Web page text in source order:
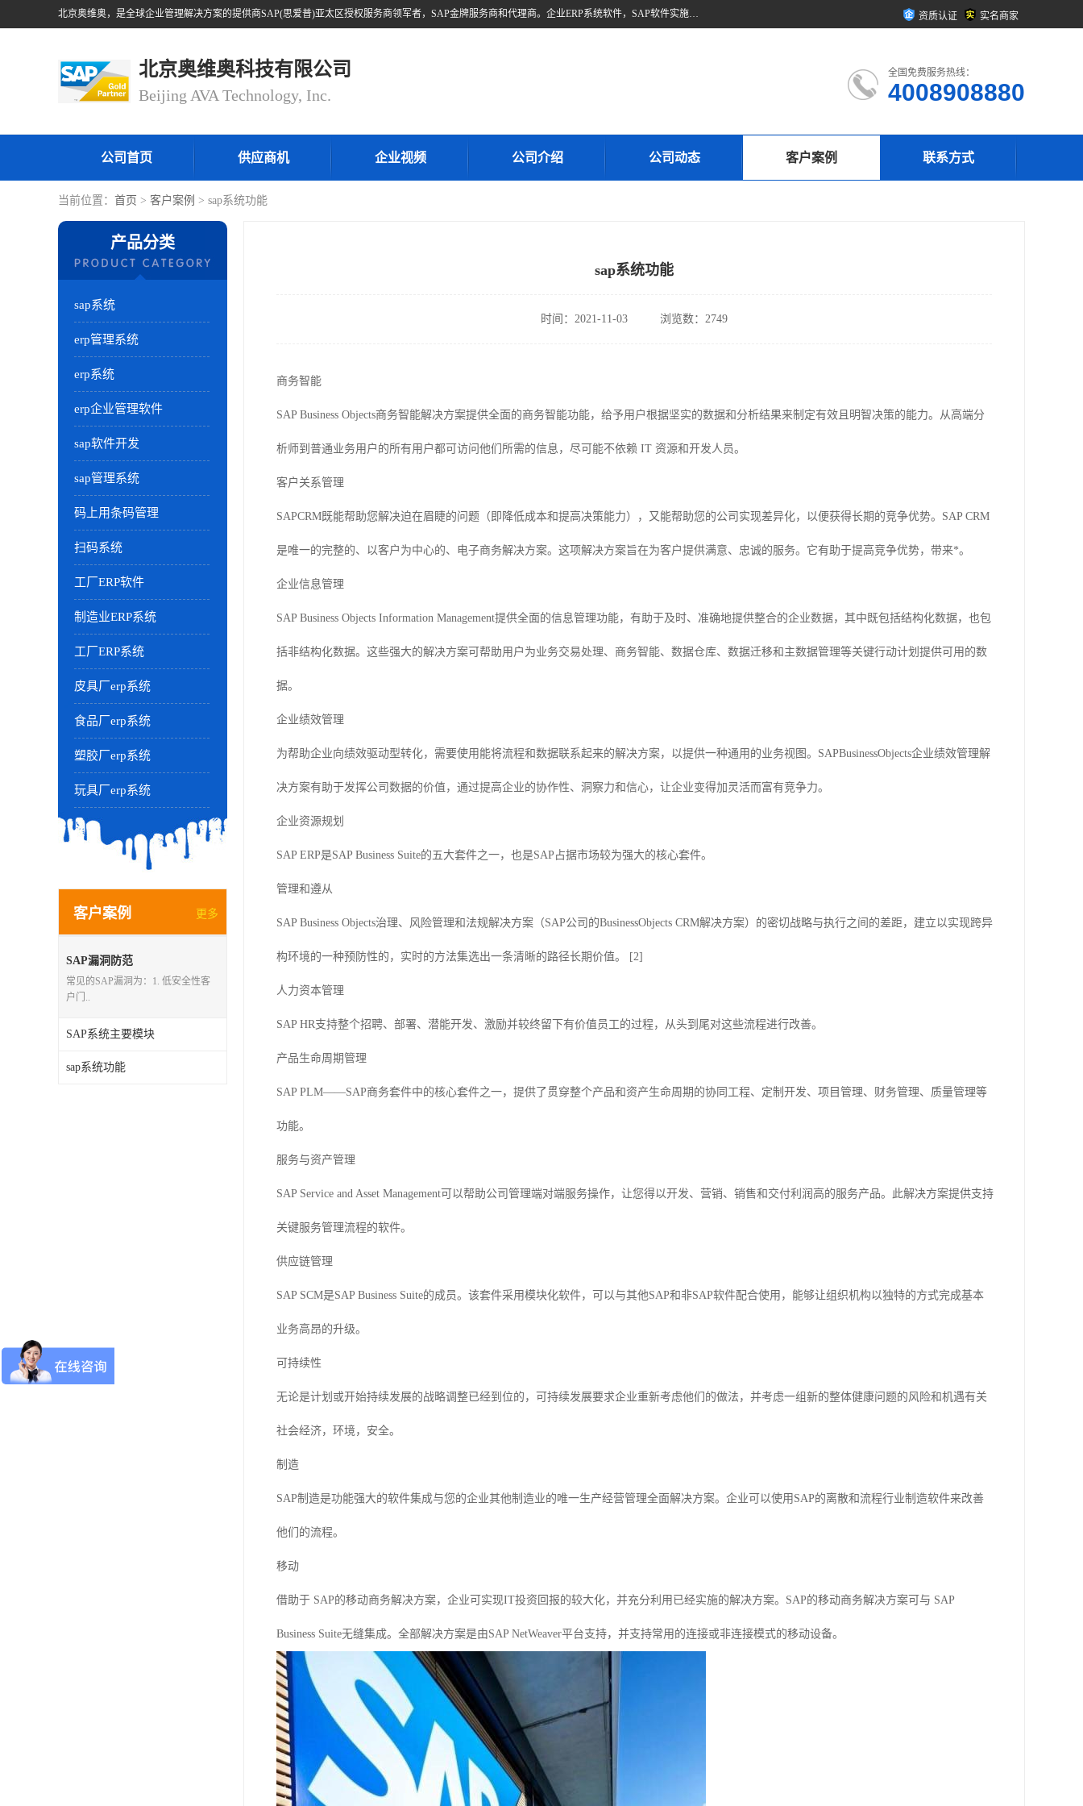
北京奥维奥，是全球企业管理解决方案的提供商SAP(思爱普)亚太区授权服务商领军者，SAP金牌服务商和代理商。企业ERP系统软件，SAP软件实施，17年来服务客户1500多家。提供SAP Business One，SAP Business ByDesign，SAP S/4HANA Cloud，SAP Analytics Cloud （分析云）等产品与解决方案。咨询专线：400-890-8880 资质认证 实名商家
北京奥维奥科技有限公司
Beijing AVA Technology, Inc.
全国免费服务热线：
4008908880
公司首页 供应商机 企业视频 公司介绍 公司动态 客户案例 联系方式
当前位置： 首页 > 客户案例 > sap系统功能
产品分类
sap系统
erp管理系统
erp系统
erp企业管理软件
sap软件开发
sap管理系统
码上用条码管理
扫码系统
工厂ERP软件
制造业ERP系统
工厂ERP系统
皮具厂erp系统
食品厂erp系统
塑胶厂erp系统
玩具厂erp系统
客户案例 更多
SAP漏洞防范
常见的SAP漏洞为：1. 低安全性客
户门..
SAP系统主要模块
sap系统功能
sap系统功能
时间：2021-11-03 浏览数：2749
商务智能
SAP Business Objects商务智能解决方案提供全面的商务智能功能，给予用户根据坚实的数据和分析结果来制定有效且明智决策的能力。从高端分
析师到普通业务用户的所有用户都可访问他们所需的信息，尽可能不依赖 IT 资源和开发人员。
客户关系管理
SAPCRM既能帮助您解决迫在眉睫的问题（即降低成本和提高决策能力），又能帮助您的公司实现差异化，以便获得长期的竞争优势。SAP CRM
是唯一的完整的、以客户为中心的、电子商务解决方案。这项解决方案旨在为客户提供满意、忠诚的服务。它有助于提高竞争优势，带来*。
企业信息管理
SAP Business Objects Information Management提供全面的信息管理功能，有助于及时、准确地提供整合的企业数据，其中既包括结构化数据，也包
括非结构化数据。这些强大的解决方案可帮助用户为业务交易处理、商务智能、数据仓库、数据迁移和主数据管理等关键行动计划提供可用的数
据。
企业绩效管理
为帮助企业向绩效驱动型转化，需要使用能将流程和数据联系起来的解决方案，以提供一种通用的业务视图。SAPBusinessObjects企业绩效管理解
决方案有助于发挥公司数据的价值，通过提高企业的协作性、洞察力和信心，让企业变得加灵活而富有竞争力。
企业资源规划
SAP ERP是SAP Business Suite的五大套件之一，也是SAP占据市场较为强大的核心套件。
管理和遵从
SAP Business Objects治理、风险管理和法规解决方案（SAP公司的BusinessObjects CRM解决方案）的密切战略与执行之间的差距，建立以实现跨异
构环境的一种预防性的，实时的方法集选出一条清晰的路径长期价值。 [2]
人力资本管理
SAP HR支持整个招聘、部署、潜能开发、激励并较终留下有价值员工的过程，从头到尾对这些流程进行改善。
产品生命周期管理
SAP PLM——SAP商务套件中的核心套件之一，提供了贯穿整个产品和资产生命周期的协同工程、定制开发、项目管理、财务管理、质量管理等
功能。
服务与资产管理
SAP Service and Asset Management可以帮助公司管理端对端服务操作，让您得以开发、营销、销售和交付利润高的服务产品。此解决方案提供支持
关键服务管理流程的软件。
供应链管理
SAP SCM是SAP Business Suite的成员。该套件采用模块化软件，可以与其他SAP和非SAP软件配合使用，能够让组织机构以独特的方式完成基本
业务高昂的升级。
可持续性
无论是计划或开始持续发展的战略调整已经到位的，可持续发展要求企业重新考虑他们的做法，并考虑一组新的整体健康问题的风险和机遇有关
社会经济，环境，安全。
制造
SAP制造是功能强大的软件集成与您的企业其他制造业的唯一生产经营管理全面解决方案。企业可以使用SAP的离散和流程行业制造软件来改善
他们的流程。
移动
借助于 SAP的移动商务解决方案，企业可实现IT投资回报的较大化，并充分利用已经实施的解决方案。SAP的移动商务解决方案可与 SAP
Business Suite无缝集成。全部解决方案是由SAP NetWeaver平台支持，并支持常用的连接或非连接模式的移动设备。